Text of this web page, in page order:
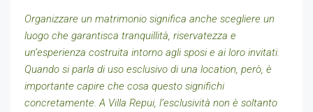
Organizzare un matrimonio significa anche scegliere un
luogo che garantisca tranquillità, riservatezza e
un’esperienza costruita intorno agli sposi e ai loro invitati.
Quando si parla di uso esclusivo di una location, però, è
importante capire che cosa questo significhi
concretamente. A Villa Repui, l’esclusività non è soltanto